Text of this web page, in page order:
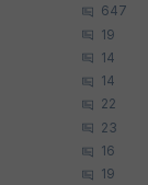
647
19
14
14
22
23
16
19